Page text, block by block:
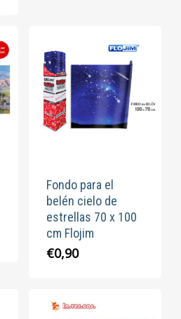
Fondo para el
belén cielo de
estrellas 70 x 100
cm Flojim
€0,90